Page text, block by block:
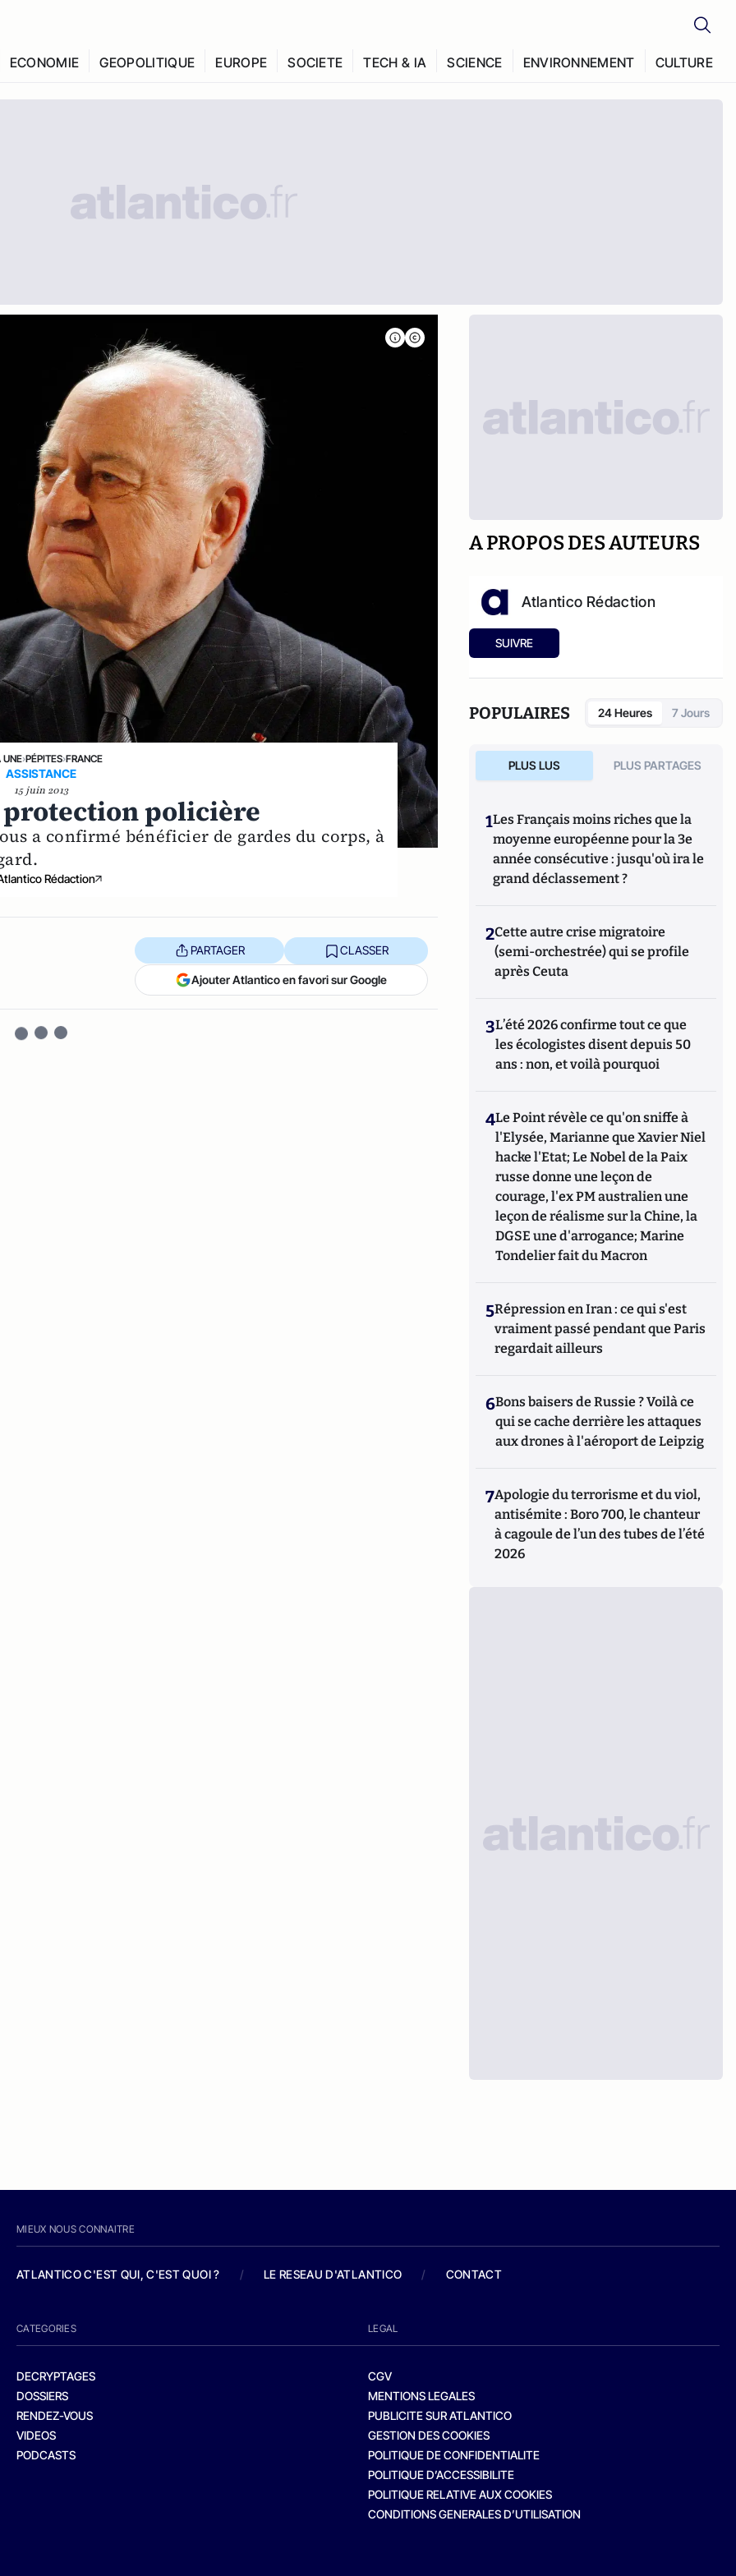
ECONOMIE GEOPOLITIQUE EUROPE SOCIETE TECH & IA SCIENCE ENVIRONNEMENT CULTURE
UNE›PÉPITES›FRANCE
ASSISTANCE
15 juin 2013
protection policière
a confirmé bénéficier de gardes du corps, à
Rédaction
PARTAGER CLASSER
Ajouter Atlantico en favori sur Google
A PROPOS DES AUTEURS
Atlantico Rédaction
SUIVRE
POPULAIRES 24 Heures 7 Jours
PLUS LUS PLUS PARTAGES
1Les Français moins riches que la
moyenne européenne pour la 3e
année consécutive : jusqu'où ira le
grand déclassement ?
2Cette autre crise migratoire
(semi-orchestrée) qui se profile
après Ceuta
3L’été 2026 confirme tout ce que
les écologistes disent depuis 50
ans : non, et voilà pourquoi
4Le Point révèle ce qu'on sniffe à
l'Elysée, Marianne que Xavier Niel
hacke l'Etat; Le Nobel de la Paix
russe donne une leçon de
courage, l'ex PM australien une
leçon de réalisme sur la Chine, la
DGSE une d'arrogance; Marine
Tondelier fait du Macron
5Répression en Iran : ce qui s'est
vraiment passé pendant que Paris
regardait ailleurs
6Bons baisers de Russie ? Voilà ce
qui se cache derrière les attaques
aux drones à l'aéroport de Leipzig
7Apologie du terrorisme et du viol,
antisémite : Boro 700, le chanteur
à cagoule de l’un des tubes de l’été
2026
MIEUX NOUS CONNAITRE
ATLANTICO C'EST QUI, C'EST QUOI ? / LE RESEAU D'ATLANTICO / CONTACT
CATEGORIES
DECRYPTAGES
DOSSIERS
RENDEZ-VOUS
VIDEOS
PODCASTS
LEGAL
CGV
MENTIONS LEGALES
PUBLICITE SUR ATLANTICO
GESTION DES COOKIES
POLITIQUE DE CONFIDENTIALITE
POLITIQUE D’ACCESSIBILITE
POLITIQUE RELATIVE AUX COOKIES
CONDITIONS GENERALES D’UTILISATION